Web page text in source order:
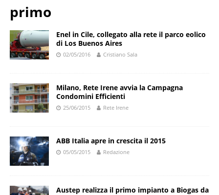
primo
Enel in Cile, collegato alla rete il parco eolico
di Los Buenos Aires
02/05/2016 Cristiano Sala
Milano, Rete Irene avvia la Campagna
Condomini Efficienti
25/06/2015 Rete Irene
ABB Italia apre in crescita il 2015
05/05/2015 Redazione
Austep realizza il primo impianto a Biogas da